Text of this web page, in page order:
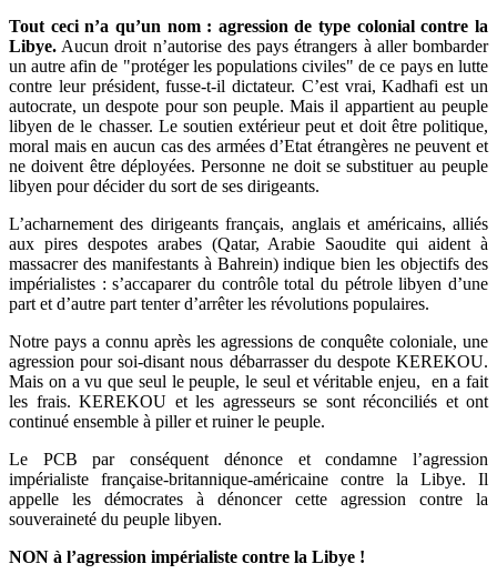
Tout ceci n’a qu’un nom : agression de type colonial contre la
Libye. Aucun droit n’autorise des pays étrangers à aller bombarder
un autre afin de "protéger les populations civiles" de ce pays en lutte
contre leur président, fusse-t-il dictateur. C’est vrai, Kadhafi est un
autocrate, un despote pour son peuple. Mais il appartient au peuple
libyen de le chasser. Le soutien extérieur peut et doit être politique,
moral mais en aucun cas des armées d’Etat étrangères ne peuvent et
ne doivent être déployées. Personne ne doit se substituer au peuple
libyen pour décider du sort de ses dirigeants.
L’acharnement des dirigeants français, anglais et américains, alliés
aux pires despotes arabes (Qatar, Arabie Saoudite qui aident à
massacrer des manifestants à Bahrein) indique bien les objectifs des
impérialistes : s’accaparer du contrôle total du pétrole libyen d’une
part et d’autre part tenter d’arrêter les révolutions populaires.
Notre pays a connu après les agressions de conquête coloniale, une
agression pour soi-disant nous débarrasser du despote KEREKOU.
Mais on a vu que seul le peuple, le seul et véritable enjeu, en a fait
les frais. KEREKOU et les agresseurs se sont réconciliés et ont
continué ensemble à piller et ruiner le peuple.
Le PCB par conséquent dénonce et condamne l’agression
impérialiste française-britannique-américaine contre la Libye. Il
appelle les démocrates à dénoncer cette agression contre la
souveraineté du peuple libyen.
NON à l’agression impérialiste contre la Libye !